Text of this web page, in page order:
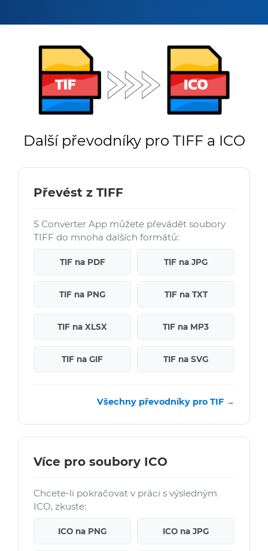
Další převodníky pro TIFF a ICO
Převést z TIFF
S Converter App můžete převádět soubory
TIFF do mnoha dalších formátů:
TIF na PDF TIF na JPG
TIF na PNG TIF na TXT
TIF na XLSX TIF na MP3
TIF na GIF TIF na SVG
Všechny převodníky pro TIF →
Více pro soubory ICO
Chcete-li pokračovat v práci s výsledným
ICO, zkuste:
ICO na PNG ICO na JPG